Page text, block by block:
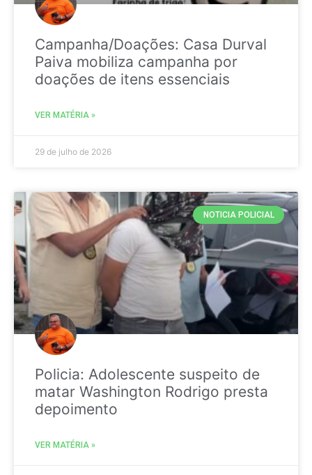
Campanha/Doações: Casa Durval
Paiva mobiliza campanha por
doações de itens essenciais
VER MATÉRIA »
29 de julho de 2026
NOTICIA POLICIAL
Policia: Adolescente suspeito de
matar Washington Rodrigo presta
depoimento
VER MATÉRIA »